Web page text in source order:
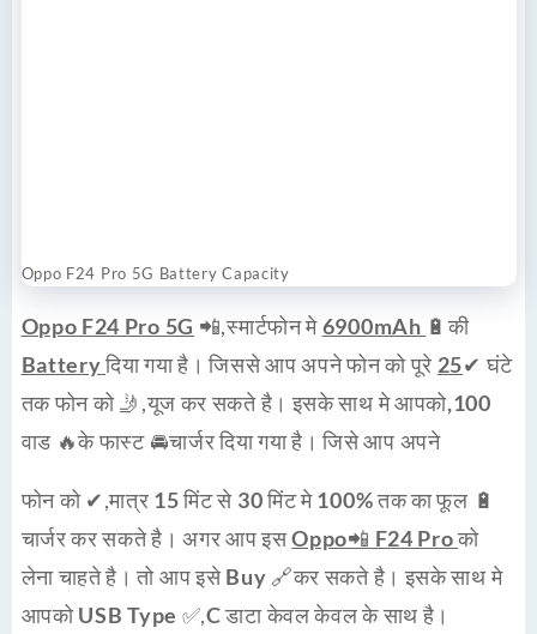
Oppo F24 Pro 5G Battery Capacity
Oppo F24 Pro 5G 📲,स्मार्टफोनमे6900mAh 🔋की
Batteryदिया गया है। जिससे आप अपने फोन को पूरे 25✔ घंटे
तक फोन को 🤳,यूजकर सकते है। इसके साथ मे आपको,100
वाड🔥केफास्ट 🚘चार्जरदिया गया है। जिसे आप अपने
फोन को ✔,मात्र 15मिंट से 30मिंट मे100%तक काफूल 🔋
चार्जरकर सकते है। अगर आप इसOppo📲 F24 Proको
लेना चाहते है। तो आप इसेBuy 🔗कर सकते है। इसके साथ मे
आपकोUSB Type ✅,Cडाटा केवल केवल के साथ है।